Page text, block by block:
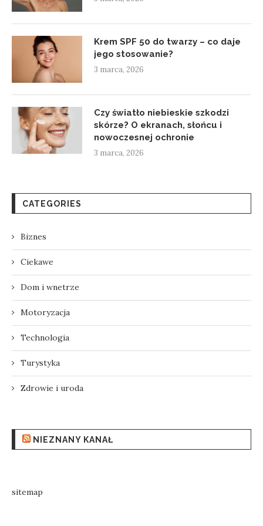
Krem SPF 50 do twarzy – co daje
jego stosowanie?
3 marca, 2026
Czy światło niebieskie szkodzi
skórze? O ekranach, słońcu i
nowoczesnej ochronie
3 marca, 2026
CATEGORIES
Biznes
Ciekawe
Dom i wnetrze
Motoryzacja
Technologia
Turystyka
Zdrowie i uroda
NIEZNANY KANAŁ
sitemap